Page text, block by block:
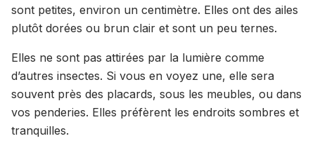
sont petites, environ un centimètre. Elles ont des ailes
plutôt dorées ou brun clair et sont un peu ternes.
Elles ne sont pas attirées par la lumière comme
d’autres insectes. Si vous en voyez une, elle sera
souvent près des placards, sous les meubles, ou dans
vos penderies. Elles préfèrent les endroits sombres et
tranquilles.